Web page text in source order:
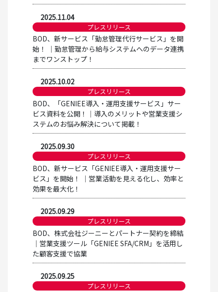
2025.11.04
プレスリリース
BOD、新サービス「勤怠管理代行サービス」を開
始！ │勤怠管理から給与システムへのデータ連携
までワンストップ！
2025.10.02
プレスリリース
BOD、「GENIEE導入・運用支援サービス」サー
ビス資料を公開！│導入のメリットや営業支援シ
ステムのお悩み解決について掲載！
2025.09.30
プレスリリース
BOD、新サービス「GENIEE導入・運用支援サー
ビス」を開始！ │営業活動を見える化し、効率と
効果を最大化！
2025.09.29
プレスリリース
BOD、株式会社ジーニーとパートナー契約を締結
│営業支援ツール「GENIEE SFA/CRM」を活用し
た顧客支援で協業
2025.09.25
プレスリリース